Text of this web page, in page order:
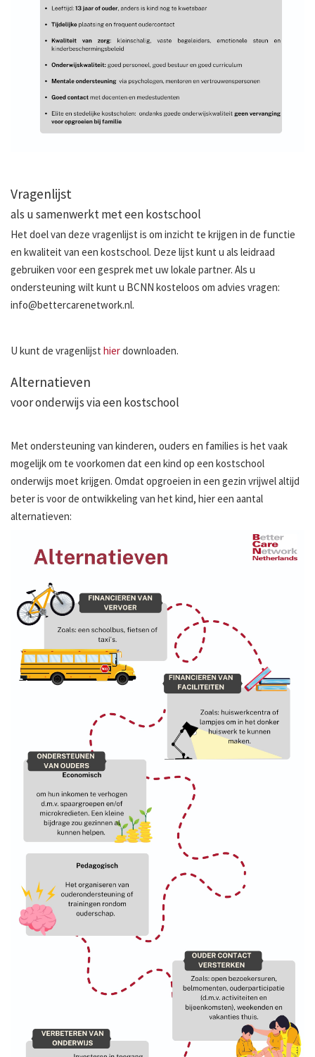
Vragenlijst
als u samenwerkt met een kostschool
Het doel van deze vragenlijst is om inzicht te krijgen in de functie
en kwaliteit van een kostschool. Deze lijst kunt u als leidraad
gebruiken voor een gesprek met uw lokale partner. Als u
ondersteuning wilt kunt u BCNN kosteloos om advies vragen:
info@bettercarenetwork.nl.
U kunt de vragenlijst hierdownloaden.
Alternatieven
voor onderwijs via een kostschool
Met ondersteuning van kinderen, ouders en families is het vaak
mogelijk om te voorkomen dat een kind op een kostschool
onderwijs moet krijgen. Omdat opgroeien in een gezin vrijwel altijd
beter is voor de ontwikkeling van het kind, hier een aantal
alternatieven: